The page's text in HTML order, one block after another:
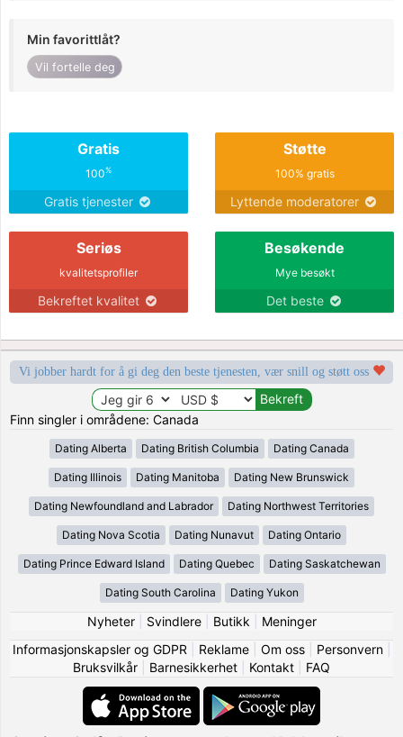
Min favorittlåt?
Vil fortelle deg
Gratis
100%
Gratis tjenester
Støtte
100% gratis
Lyttende moderatorer
Seriøs
kvalitetsprofiler
Bekreftet kvalitet
Besøkende
Mye besøkt
Det beste
Vi jobber hardt for å gi deg den beste tjenesten, vær snill og støtt oss
Finn singler i områdene: Canada
Dating Alberta Dating British Columbia Dating Canada
Dating Illinois Dating Manitoba Dating New Brunswick
Dating Newfoundland and Labrador Dating Northwest Territories
Dating Nova Scotia Dating Nunavut Dating Ontario
Dating Prince Edward Island Dating Quebec Dating Saskatchewan
Dating South Carolina Dating Yukon
Nyheter| Svindlere| Butikk
Meninger
Informasjonskapsler og GDPR
Reklame| Om oss| Personvern|
Bruksvilkår
Barnesikkerhet Kontakt FAQ